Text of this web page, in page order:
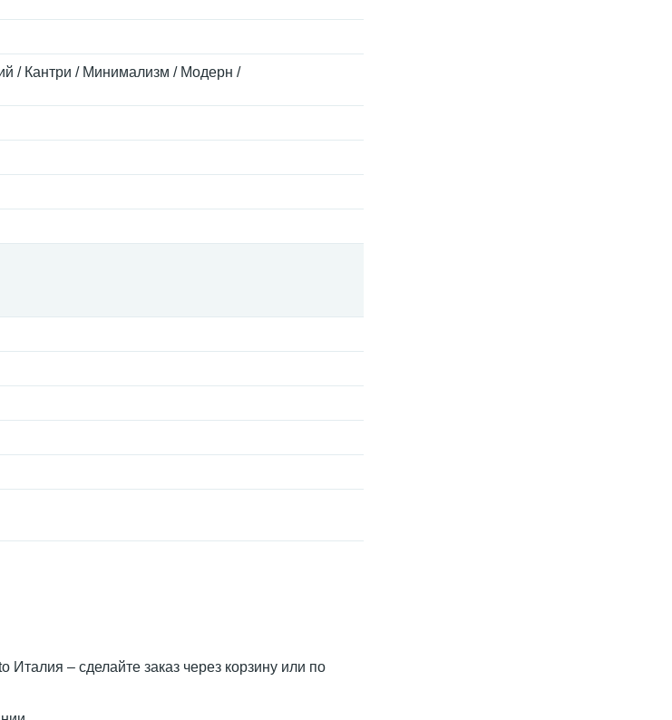
/ Кантри / Минимализм / Модерн /
– сделайте заказ через корзину или по